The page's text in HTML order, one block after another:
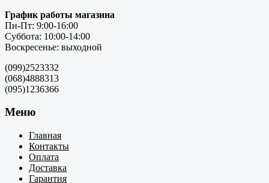
График работы магазина
Пн-Пт: 9:00-16:00
Суббота: 10:00-14:00
Воскресенье: выходной
(099)2523332
(068)4888313
(095)1236366
Меню
Главная
Контакты
Оплата
Доставка
Гарантия